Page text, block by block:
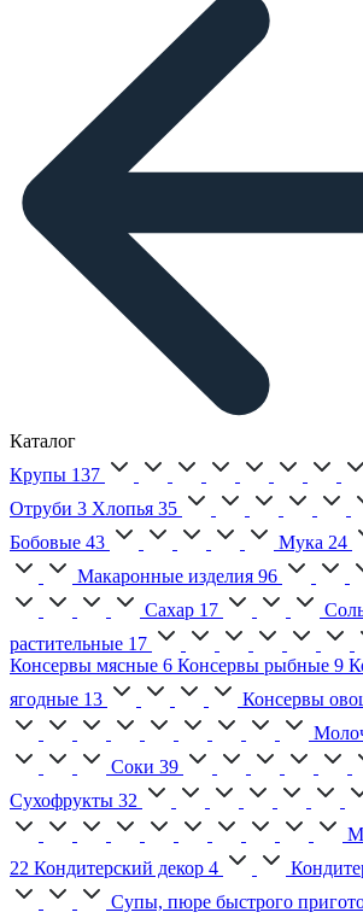
Каталог
Крупы 137
Отруби 3 Хлопья 35
Бобовые 43 Мука 24
Макаронные изделия 96
Сахар 17
растительные 17
Консервы мясные 6 Консервы рыбные 9
ягодные 13 Консервы
Соки 39
Сухофрукты 32
22 Кондитерский декор 4
Супы, пюре быстрого